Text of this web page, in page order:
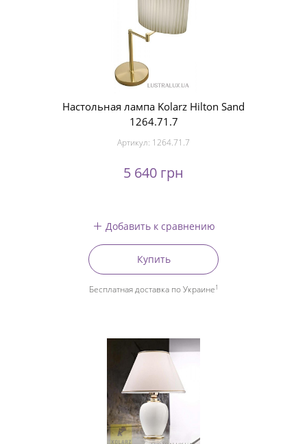
Настольная лампа Kolarz Hilton Sand
1264.71.7
Артикул: 1264.71.7
5 640 грн
Добавить к сравнению
Купить
Бесплатная доставка по Украине1